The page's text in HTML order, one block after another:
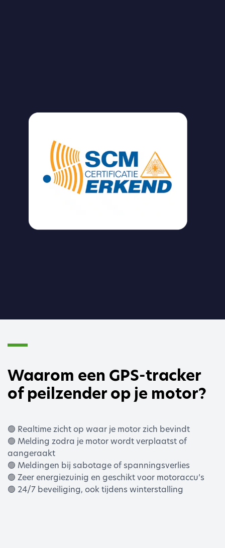
Waarom een GPS-tracker
of peilzender op je motor?
🟢 Realtime zicht op waar je motor zich bevindt
🟢 Melding zodra je motor wordt verplaatst of
aangeraakt
🟢 Meldingen bij sabotage of spanningsverlies
🟢 Zeer energiezuinig en geschikt voor motoraccu’s
🟢 24/7 beveiliging, ook tijdens winterstalling